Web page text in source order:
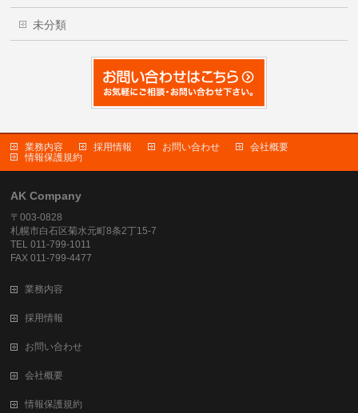
未分類
業務内容 採用情報 お問い合わせ
会社概要
情報保護規約
AK Company
〒003-0828
札幌市白石区菊水元町8条2丁15-7
TEL 011-799-1011
FAX 011-799-4477
業務内容
採用情報
お問い合わせ
会社概要
情報保護規約